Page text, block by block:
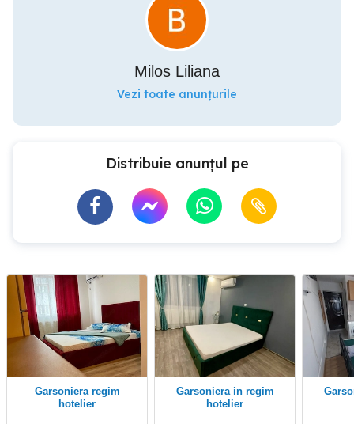
Milos Liliana
Vezi toate anunțurile
Distribuie anunțul pe
Garsoniera regim
hotelier
Garsoniera in regim
hotelier
Garsoniera în regim